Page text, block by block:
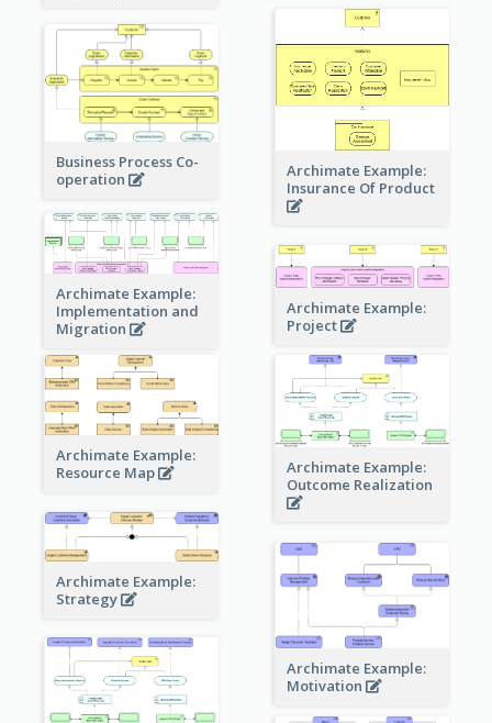
Archimate Example:
Insurance Of Product
Business Process Co-
operation
Archimate Example:
Implementation and
Migration
Archimate Example:
Project
Archimate Example:
Resource Map
Archimate Example:
Outcome Realization
Archimate Example:
Strategy
Archimate Example:
Motivation